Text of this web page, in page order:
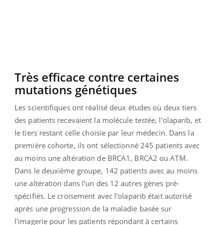
Très efficace contre certaines
mutations génétiques
Les scientifiques ont réalisé deux études où deux tiers
des patients recevaient la molécule testée, l'olaparib, et
le tiers restant celle choisie par leur médecin. Dans la
première cohorte, ils ont sélectionné 245 patients avec
au moins une altération de BRCA1, BRCA2 ou ATM.
Dans le deuxième groupe, 142 patients avec au moins
une altération dans l'un des 12 autres gènes pré-
spécifiés. Le croisement avec l'olaparib était autorisé
après une progression de la maladie basée sur
l'imagerie pour les patients répondant à certains